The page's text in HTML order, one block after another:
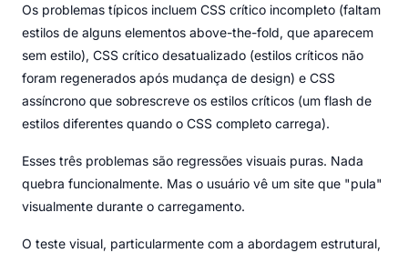
Os problemas típicos incluem CSS crítico incompleto (faltam
estilos de alguns elementos above-the-fold, que aparecem
sem estilo), CSS crítico desatualizado (estilos críticos não
foram regenerados após mudança de design) e CSS
assíncrono que sobrescreve os estilos críticos (um flash de
estilos diferentes quando o CSS completo carrega).
Esses três problemas são regressões visuais puras. Nada
quebra funcionalmente. Mas o usuário vê um site que "pula"
visualmente durante o carregamento.
O teste visual, particularmente com a abordagem estrutural,